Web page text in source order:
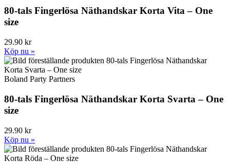
80-tals Fingerlösa Näthandskar Korta Vita – One
size
29.90 kr
Köp nu »
Boland Party Partners
80-tals Fingerlösa Näthandskar Korta Svarta – One
size
29.90 kr
Köp nu »